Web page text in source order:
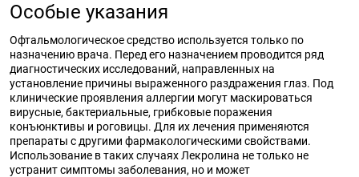
Особые указания
Офтальмологическое средство используется только по
назначению врача. Перед его назначением проводится ряд
диагностических исследований, направленных на
установление причины выраженного раздражения глаз. Под
клинические проявления аллергии могут маскироваться
вирусные, бактериальные, грибковые поражения
конъюнктивы и роговицы. Для их лечения применяются
препараты с другими фармакологическими свойствами.
Использование в таких случаях Лекролина не только не
устранит симптомы заболевания, но и может